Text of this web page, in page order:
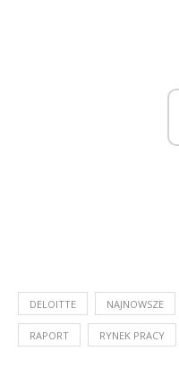
DELOITTE NAJNOWSZE
RAPORT RYNEK PRACY